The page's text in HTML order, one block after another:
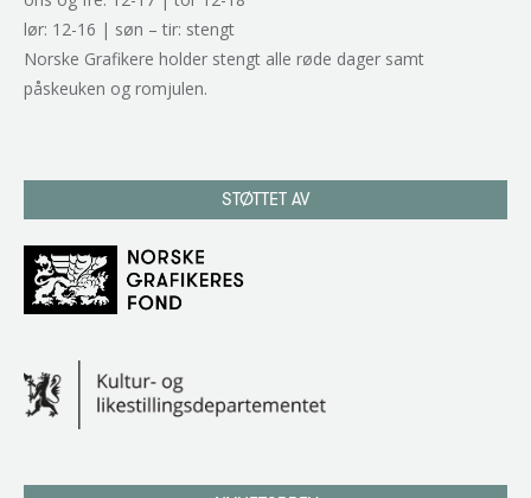
lør: 12-16 | søn – tir: stengt
Norske Grafikere holder stengt alle røde dager samt
påskeuken og romjulen.
STØTTET AV